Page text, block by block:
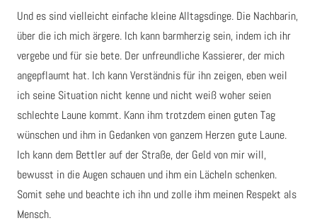
Und es sind vielleicht einfache kleine Alltagsdinge. Die Nachbarin,
über die ich mich ärgere. Ich kann barmherzig sein, indem ich ihr
vergebe und für sie bete. Der unfreundliche Kassierer, der mich
angepflaumt hat. Ich kann Verständnis für ihn zeigen, eben weil
ich seine Situation nicht kenne und nicht weiß woher seien
schlechte Laune kommt. Kann ihm trotzdem einen guten Tag
wünschen und ihm in Gedanken von ganzem Herzen gute Laune.
Ich kann dem Bettler auf der Straße, der Geld von mir will,
bewusst in die Augen schauen und ihm ein Lächeln schenken.
Somit sehe und beachte ich ihn und zolle ihm meinen Respekt als
Mensch.